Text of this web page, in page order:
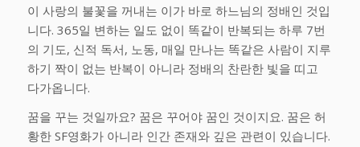
이 사랑의 불꽃을 꺼내는 이가 바로 하느님의 정배인 것입
니다. 365일 변하는 일도 없이 똑같이 반복되는 하루 7번
의 기도, 신적 독서, 노동, 매일 만나는 똑같은 사람이 지루
하기 짝이 없는 반복이 아니라 정배의 찬란한 빛을 띠고
다가옵니다.
꿈을 꾸는 것일까요? 꿈은 꾸어야 꿈인 것이지요. 꿈은 허
황한 SF영화가 아니라 인간 존재와 깊은 관련이 있습니다.